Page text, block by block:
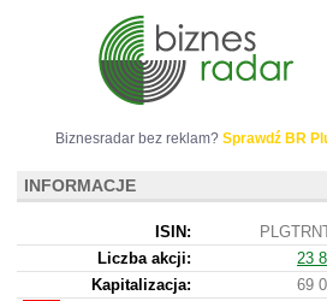
Biznesradar bez reklam? Sprawdź BR
INFORMACJE
ISIN:
Liczba akcji:
23
Kapitalizacja:
69